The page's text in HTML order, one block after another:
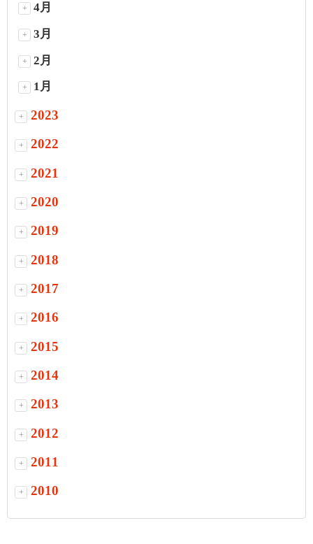
+ 4月
+ 3月
+ 2月
+ 1月
+ 2023
+ 2022
+ 2021
+ 2020
+ 2019
+ 2018
+ 2017
+ 2016
+ 2015
+ 2014
+ 2013
+ 2012
+ 2011
+ 2010